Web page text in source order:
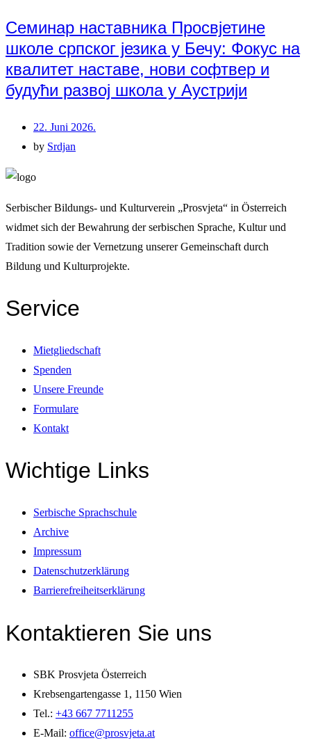
Семинар наставника Просвјетине
школе српског језика у Бечу: Фокус на
квалитет наставе, нови софтвер и
будући развој школа у Аустрији
22. Juni 2026.
by Srdjan
Serbischer Bildungs- und Kulturverein „Prosvjeta“ in Österreich
widmet sich der Bewahrung der serbischen Sprache, Kultur und
Tradition sowie der Vernetzung unserer Gemeinschaft durch
Bildung und Kulturprojekte.
Service
Mietgliedschaft
Spenden
Unsere Freunde
Formulare
Kontakt
Wichtige Links
Serbische Sprachschule
Archive
Impressum
Datenschutzerklärung
Barrierefreiheitserklärung
Kontaktieren Sie uns
SBK Prosvjeta Österreich
Krebsengartengasse 1, 1150 Wien
Tel.: +43 667 7711255
E-Mail: office@prosvjeta.at